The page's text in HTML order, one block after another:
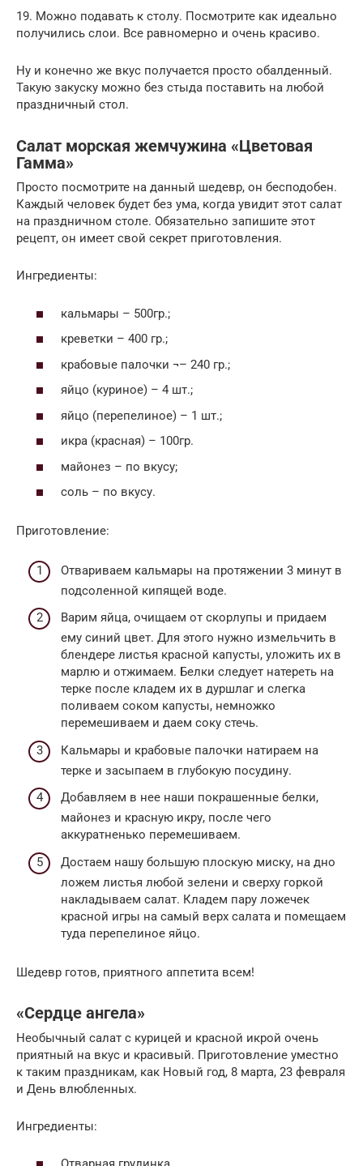
19. Можно подавать к столу. Посмотрите как идеально
получились слои. Все равномерно и очень красиво.
Ну и конечно же вкус получается просто обалденный.
Такую закуску можно без стыда поставить на любой
праздничный стол.
Салат морская жемчужина «Цветовая
Гамма»
Просто посмотрите на данный шедевр, он бесподобен.
Каждый человек будет без ума, когда увидит этот салат
на праздничном столе. Обязательно запишите этот
рецепт, он имеет свой секрет приготовления.
Ингредиенты:
кальмары – 500гр.;
креветки – 400 гр.;
крабовые палочки ¬– 240 гр.;
яйцо (куриное) – 4 шт.;
яйцо (перепелиное) – 1 шт.;
икра (красная) – 100гр.
майонез – по вкусу;
соль – по вкусу.
Приготовление:
Отвариваем кальмары на протяжении 3 минут в
подсоленной кипящей воде.
Варим яйца, очищаем от скорлупы и придаем
ему синий цвет. Для этого нужно измельчить в
блендере листья красной капусты, уложить их в
марлю и отжимаем. Белки следует натереть на
терке после кладем их в дуршлаг и слегка
поливаем соком капусты, немножко
перемешиваем и даем соку стечь.
Кальмары и крабовые палочки натираем на
терке и засыпаем в глубокую посудину.
Добавляем в нее наши покрашенные белки,
майонез и красную икру, после чего
аккуратненько перемешиваем.
Достаем нашу большую плоскую миску, на дно
ложем листья любой зелени и сверху горкой
накладываем салат. Кладем пару ложечек
красной игры на самый верх салата и помещаем
туда перепелиное яйцо.
Шедевр готов, приятного аппетита всем!
«Сердце ангела»
Необычный салат с курицей и красной икрой очень
приятный на вкус и красивый. Приготовление уместно
к таким праздникам, как Новый год, 8 марта, 23 февраля
и День влюбленных.
Ингредиенты: